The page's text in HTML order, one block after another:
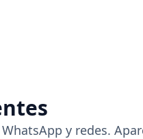
y redes.